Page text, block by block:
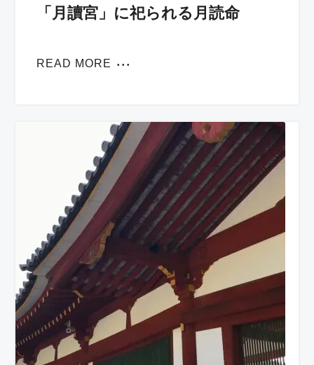
「月讀宮」に祀られる月読命
READ MORE